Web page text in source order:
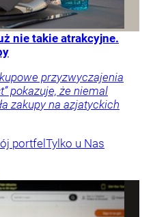
nie takie atrakcyjne.
przyzwyczajenia
pokazuje, że niemal
zakupy na azjatyckich
portfelTylko u Nas